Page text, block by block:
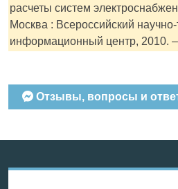
расчеты систем
Москва : Всероссийский научно-
информационный центр, 2010.
Отзывы, вопросы и